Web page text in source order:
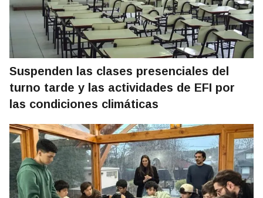
Suspenden las clases presenciales del
turno tarde y las actividades de EFI por
las condiciones climáticas